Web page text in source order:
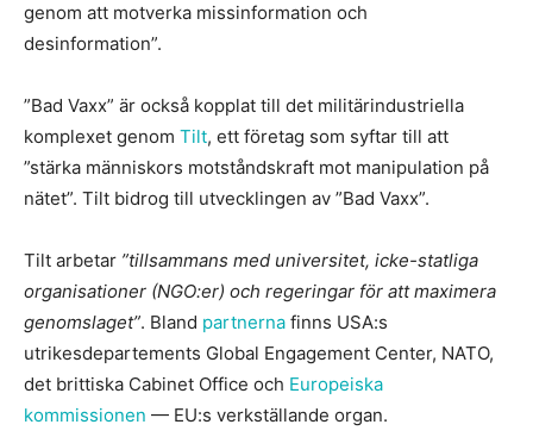
genom att motverka missinformation och
desinformation”.
”Bad Vaxx” är också kopplat till det militärindustriella
komplexet genom Tilt, ett företag som syftar till att
”stärka människors motståndskraft mot manipulation på
nätet”. Tilt bidrog till utvecklingen av ”Bad Vaxx”.
Tilt arbetar ”tillsammans med universitet, icke-statliga
organisationer (NGO:er) och regeringar för att maximera
genomslaget”. Bland partnerna finns USA:s
utrikesdepartements Global Engagement Center, NATO,
det brittiska Cabinet Office och Europeiska
kommissionen — EU:s verkställande organ.